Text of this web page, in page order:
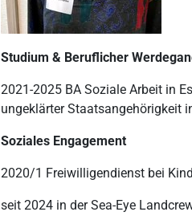
Studium & Beruflicher
2021-2025 BA Soziale Arbeit in
ungeklärter Staatsangehörigkeit
Soziales Engagement
2020/1 Freiwilligendienst bei
seit 2024 in der Sea-Eye